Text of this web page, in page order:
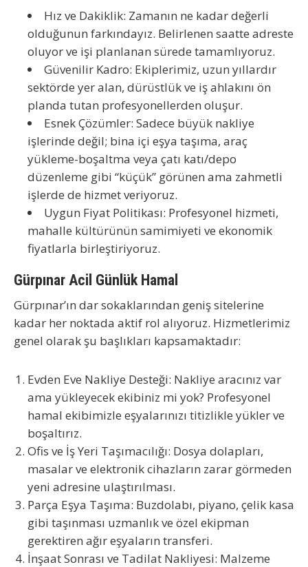
Hız ve Dakiklik: Zamanın ne kadar değerli
olduğunun farkındayız. Belirlenen saatte adreste
oluyor ve işi planlanan sürede tamamlıyoruz.
Güvenilir Kadro: Ekiplerimiz, uzun yıllardır
sektörde yer alan, dürüstlük ve iş ahlakını ön
planda tutan profesyonellerden oluşur.
Esnek Çözümler: Sadece büyük nakliye
işlerinde değil; bina içi eşya taşıma, araç
yükleme-boşaltma veya çatı katı/depo
düzenleme gibi “küçük” görünen ama zahmetli
işlerde de hizmet veriyoruz.
Uygun Fiyat Politikası: Profesyonel hizmeti,
mahalle kültürünün samimiyeti ve ekonomik
fiyatlarla birleştiriyoruz.
Gürpınar Acil Günlük Hamal
Gürpınar’ın dar sokaklarından geniş sitelerine
kadar her noktada aktif rol alıyoruz. Hizmetlerimiz
genel olarak şu başlıkları kapsamaktadır:
Evden Eve Nakliye Desteği: Nakliye aracınız var
ama yükleyecek ekibiniz mi yok? Profesyonel
hamal ekibimizle eşyalarınızı titizlikle yükler ve
boşaltırız.
Ofis ve İş Yeri Taşımacılığı: Dosya dolapları,
masalar ve elektronik cihazların zarar görmeden
yeni adresine ulaştırılması.
Parça Eşya Taşıma: Buzdolabı, piyano, çelik kasa
gibi taşınması uzmanlık ve özel ekipman
gerektiren ağır eşyaların transferi.
İnşaat Sonrası ve Tadilat Nakliyesi: Malzeme